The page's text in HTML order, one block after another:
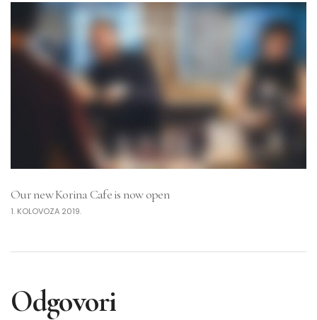
Our new Korina Cafe is now open
1. KOLOVOZA 2019.
Odgovori